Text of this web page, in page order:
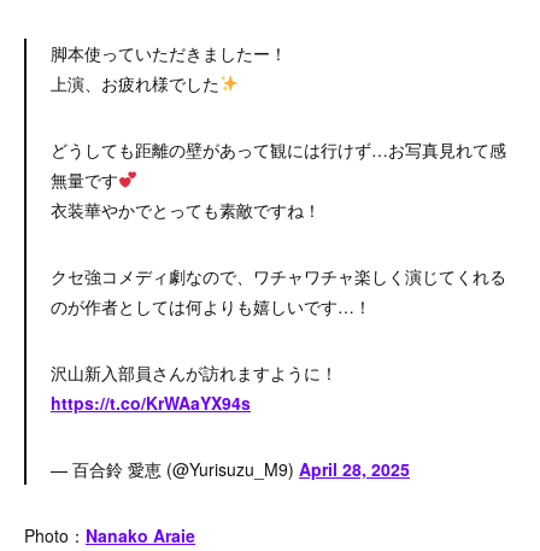
脚本使っていただきましたー！
上演、お疲れ様でした
どうしても距離の壁があって観には行けず…お写真見れて感
無量です
衣装華やかでとっても素敵ですね！
クセ強コメディ劇なので、ワチャワチャ楽しく演じてくれる
のが作者としては何よりも嬉しいです…！
沢山新入部員さんが訪れますように！
https://t.co/KrWAaYX94s
— 百合鈴 愛恵 (@Yurisuzu_M9) April 28, 2025
Photo： Nanako Araie